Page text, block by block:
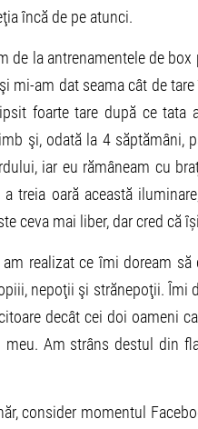
încă de pe atunci.
la antrenamentele de box
mi-am dat seama cât de
foarte tare după ce
şi, odată la 4 săptămâni,
iar eu rămâneam cu
treia oară această
ceva mai liber, dar cred că
realizat ce îmi doream
nepoţii şi strănepoţii. Îmi
decât cei doi oameni
Am strâns destul din
consider momentul